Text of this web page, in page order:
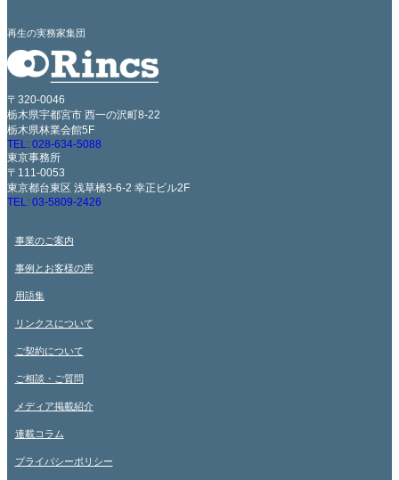
再生の実務家集団
〒320-0046
栃木県宇都宮市 西一の沢町8-22
栃木県林業会館5F
TEL: 028-634-5088
東京事務所
〒111-0053
東京都台東区 浅草橋3-6-2 幸正ビル2F
TEL: 03-5809-2426
事業のご案内
事例とお客様の声
用語集
リンクスについて
ご契約について
ご相談・ご質問
メディア掲載紹介
連載コラム
プライバシーポリシー